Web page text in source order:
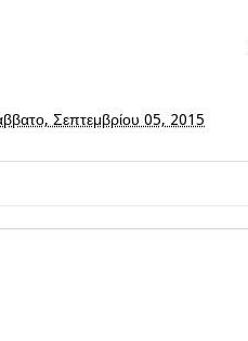
Σεπτεμβρίου 05, 2015